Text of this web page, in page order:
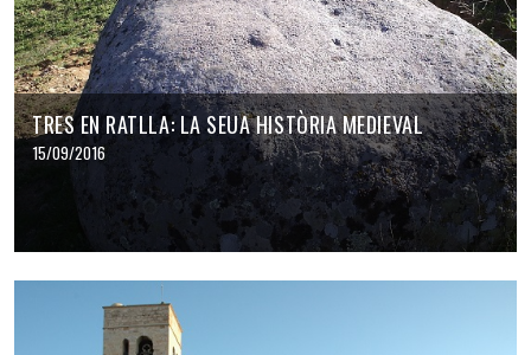
TRES EN RATLLA: LA SEUA HISTÒRIA MEDIEVAL
15/09/2016